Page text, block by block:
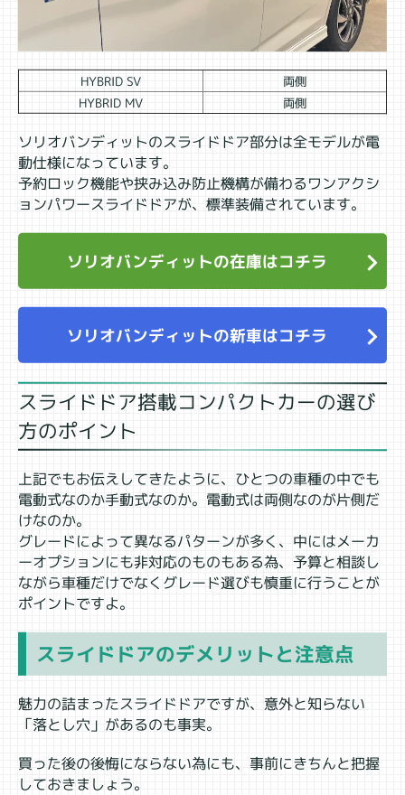
HYBRID SV 両側
HYBRID MV 両側
ソリオバンディットのスライドドア部分は全モデルが電
動仕様になっています。
予約ロック機能や挟み込み防止機構が備わるワンアクシ
ョンパワースライドドアが、標準装備されています。
ソリオバンディットの在庫はコチラ
ソリオバンディットの新車はコチラ
スライドドア搭載コンパクトカーの選び
方のポイント
上記でもお伝えしてきたように、ひとつの車種の中でも
電動式なのか手動式なのか。電動式は両側なのが片側だ
けなのか。
グレードによって異なるパターンが多く、中にはメーカ
ーオプションにも非対応のものもある為、予算と相談し
ながら車種だけでなくグレード選びも慎重に行うことが
ポイントですよ。
スライドドアのデメリットと注意点
魅力の詰まったスライドドアですが、意外と知らない
「落とし穴」があるのも事実。
買った後の後悔にならない為にも、事前にきちんと把握
しておきましょう。